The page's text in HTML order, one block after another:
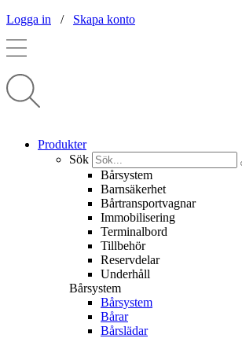
Logga in / Skapa konto
Produkter
Sök
Bårsystem
Barnsäkerhet
Bårtransportvagnar
Immobilisering
Terminalbord
Tillbehör
Reservdelar
Underhåll
Bårsystem
Bårsystem
Bårar
Bårslädar